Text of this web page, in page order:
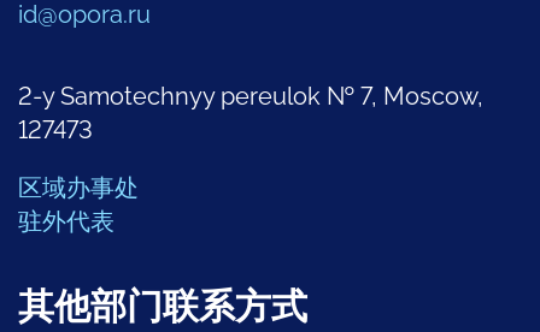
id@opora.ru
2-y Samotechnyy pereulok № 7, Moscow,
127473
区域办事处
驻外代表
其他部门联系方式